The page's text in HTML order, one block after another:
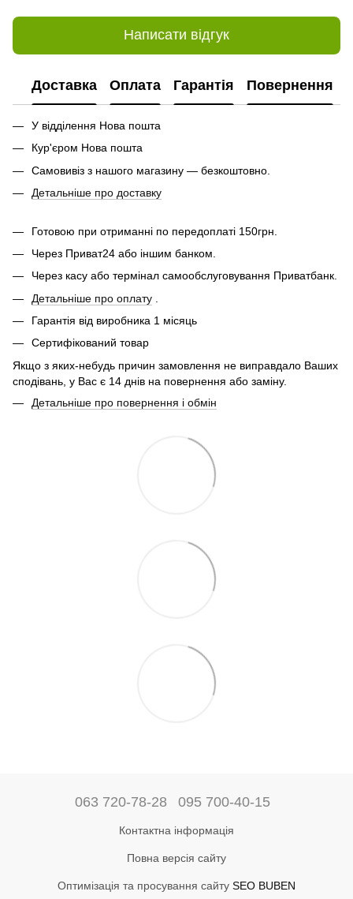
Написати відгук
Доставка Оплата Гарантія Повернення
У відділення Нова пошта
Кур'єром Нова пошта
Самовивіз з нашого магазину — безкоштовно.
Детальніше про доставку
Готовою при отриманні по передоплаті 150грн.
Через Приват24 або іншим банком.
Через касу або термінал самообслуговування Приватбанк.
Детальніше про оплату
Гарантія від виробника 1 місяць
Сертифікований товар
Якщо з яких-небудь причин замовлення не виправдало Ваших
сподівань, у Вас є 14 днів на повернення або заміну.
Детальніше про повернення і обмін
063 720-78-28 095 700-40-15
Контактна інформація
Повна версія сайту
Оптимізація та просування сайту SEO BUBEN